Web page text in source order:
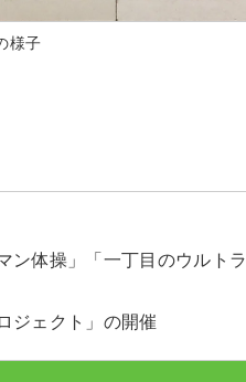
様子
ン体操」「一丁目のウルトラ
ジェクト」の開催